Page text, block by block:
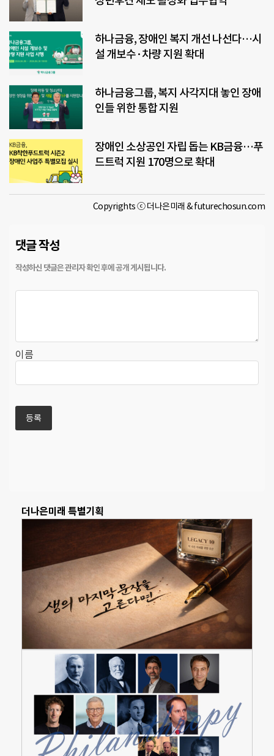
하나금융, 장애인 복지 개선 나선다…시
설 개보수·차량 지원 확대
하나금융그룹, 복지 사각지대 놓인 장애
인들 위한 통합 지원
장애인 소상공인 자립 돕는 KB금융…푸
드트럭 지원 170명으로 확대
Copyrights ⓒ 더나은미래 & futurechosun.com
댓글 작성
이름
더나은미래 특별기획